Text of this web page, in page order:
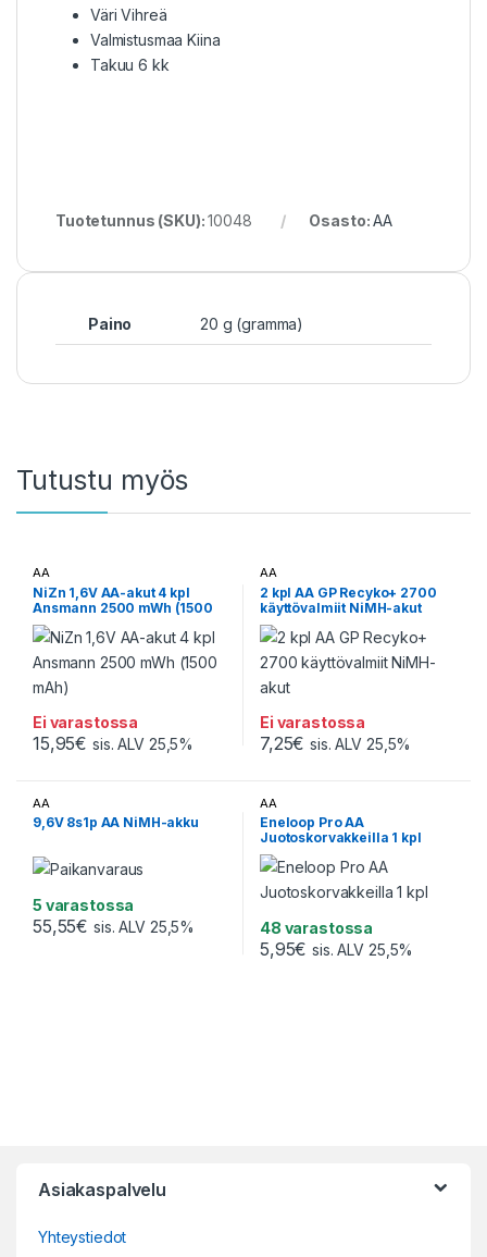
Väri Vihreä
Valmistusmaa Kiina
Takuu 6 kk
Tuotetunnus (SKU):10048 Osasto:AA
Paino 20 g (gramma)
Tutustu myös
AA
NiZn 1,6V AA-akut 4 kpl
Ansmann 2500 mWh (1500
mAh)
Ei varastossa
15,95€ sis. ALV 25,5%
AA
2 kpl AA GP Recyko+ 2700
käyttövalmiit NiMH-akut
Ei varastossa
7,25€ sis. ALV 25,5%
AA
9,6V 8s1p AA NiMH-akku
5 varastossa
55,55€ sis. ALV 25,5%
AA
Eneloop Pro AA
Juotoskorvakkeilla 1 kpl
48 varastossa
5,95€ sis. ALV 25,5%
Asiakaspalvelu
Yhteystiedot